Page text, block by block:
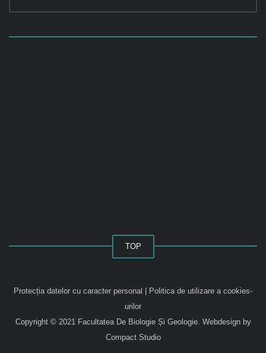
TOP
Protecția datelor cu caracter personal | Politica de utilizare a cookies-
urilor
Copyright © 2021 Facultatea De Biologie Și Geologie. Webdesign by
Compact Studio